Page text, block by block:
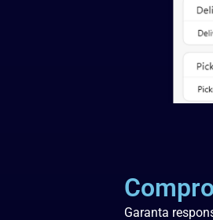
Garanta